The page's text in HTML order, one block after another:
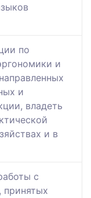
по
и
и
владеть
и в
с